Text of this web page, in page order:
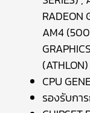
RADEON
AM4
(ATHLON)
CPU
รองรับกา